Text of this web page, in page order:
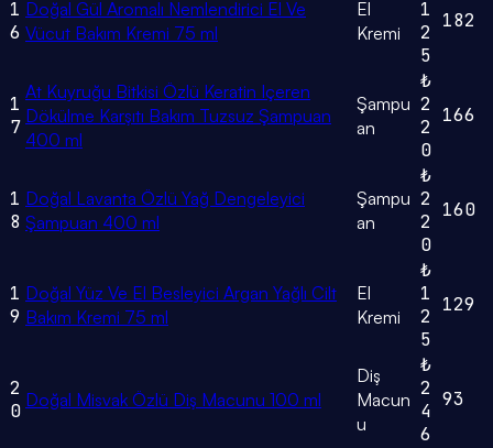
1
6
Doğal Gül Aromalı Nemlendirici El Ve
Vücut Bakım Kremi 75 ml
El
Kremi
1
2
5
182
1
7
At Kuyruğu Bitkisi Özlü Keratin Içeren
Dökülme Karşıtı Bakım Tuzsuz Şampuan
400 ml
Şampu
an
₺
2
2
0
166
1
8
Doğal Lavanta Özlü Yağ Dengeleyici
Şampuan 400 ml
Şampu
an
₺
2
2
0
160
1
9
Doğal Yüz Ve El Besleyici Argan Yağlı Cilt
Bakım Kremi 75 ml
El
Kremi
₺
1
2
5
129
2
0 Doğal Misvak Özlü Diş Macunu 100 ml
Diş
Macun
u
₺
2
4
6
93